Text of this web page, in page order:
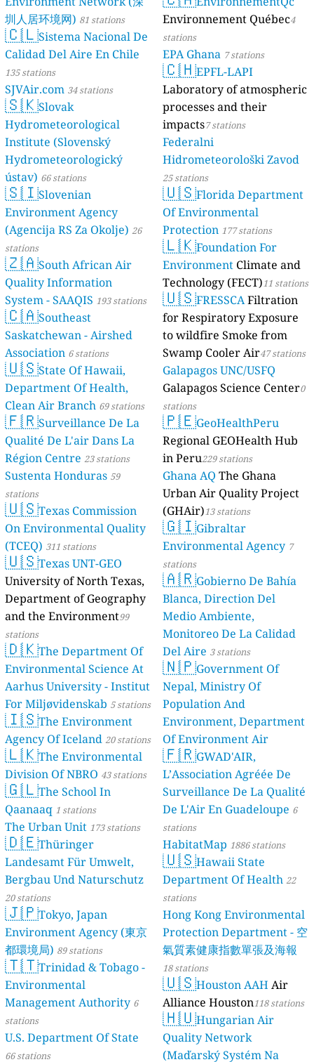
Environnement Québec4
stations
EPA Ghana 7 stations
🇨🇭EPFL-LAPI
Laboratory of atmospheric
processes and their
impacts7 stations
Federalni
Hidrometeorološki Zavod
25 stations
🇺🇸Florida Department
Of Environmental
Protection 177 stations
🇱🇰Foundation For
Environment Climate and
Technology (FECT)11 stations
🇺🇸FRESSCAFiltration
for Respiratory Exposure
to wildfire Smoke from
Swamp Cooler Air47 stations
Galapagos UNC/USFQ
Galapagos Science Center0
stations
🇵🇪GeoHealthPeru
Regional GEOHealth Hub
in Peru229 stations
Ghana AQThe Ghana
Urban Air Quality Project
(GHAir)13 stations
🇬🇮Gibraltar
Environmental Agency 7
stations
🇦🇷Gobierno De Bahía
Blanca, Direction Del
Medio Ambiente,
Monitoreo De La Calidad
Del Aire 3 stations
🇳🇵Government Of
Nepal, Ministry Of
Population And
Environment, Department
Of Environment Air
Quality Monitoring
stations
🇫🇷GWAD'AIR,
L’Association Agréée De
Surveillance De La Qualité
De L'Air En Guadeloupe 6
stations
HabitatMap 1886 stations
🇺🇸Hawaii State
Department Of Health 22
stations
Hong Kong Environmental
Protection Department - 空
氣質素健康指數單張及海報
18 stations
🇺🇸Houston AAHAir
Alliance Houston118 stations
🇭🇺Hungarian Air
Quality Network
(Maďarský Systém Na
圳人居环境网) 81 stations
🇨🇱Sistema Nacional De
Calidad Del Aire En Chile
135 stations
SJVAir.com 34 stations
🇸🇰Slovak
Hydrometeorological
Institute (Slovenský
Hydrometeorologický
ústav) 66 stations
🇸🇮Slovenian
Environment Agency
(Agencija RS Za Okolje) 26
stations
🇿🇦South African Air
Quality Information
System - SAAQIS 193 stations
🇨🇦Southeast
Saskatchewan - Airshed
Association 6 stations
🇺🇸State Of Hawaii,
Department Of Health,
Clean Air Branch 69 stations
🇫🇷Surveillance De La
Qualité De L'air Dans La
Région Centre 23 stations
Sustenta Honduras 59
stations
🇺🇸Texas Commission
On Environmental Quality
(TCEQ) 311 stations
🇺🇸Texas UNT-GEO
University of North Texas,
Department of Geography
and the Environment99
stations
🇩🇰The Department Of
Environmental Science At
Aarhus University - Institut
For Miljøvidenskab 5 stations
🇮🇸The Environment
Agency Of Iceland 20 stations
🇱🇰The Environmental
Division Of NBRO 43 stations
🇬🇱The School In
Qaanaaq 1 stations
The Urban Unit 173 stations
🇩🇪Thüringer
Landesamt Für Umwelt,
Bergbau Und Naturschutz
20 stations
🇯🇵Tokyo, Japan
Environment Agency (東京
都環境局) 89 stations
🇹🇹Trinidad & Tobago -
Environmental
Management Authority 6
stations
U.S. Department Of State
66 stations